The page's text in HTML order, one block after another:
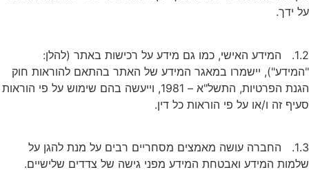
ידך.
1.2. המידע האישי, כמו גם מידע על רכישות באתר (להלן:
יישמרו במאגר המידע של האתר בהתאם להוראות חוק
הגנת הפרטיות, התשל"א – 1981, וייעשה בהם שימוש על פי הוראות
זה ו/או על פי הוראות כל דין.
1.3. החברה עושה מאמצים מסחריים רבים על מנת להגן על
המידע ואבטחת המידע מפני גישה של צדדים שלישיים.